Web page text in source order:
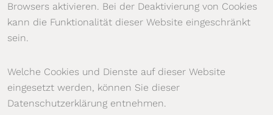
Browsers aktivieren. Bei der Deaktivierung von Cookies
kann die Funktionalität dieser Website eingeschränkt
sein.
Welche Cookies und Dienste auf dieser Website
eingesetzt werden, können Sie dieser
Datenschutzerklärung entnehmen.